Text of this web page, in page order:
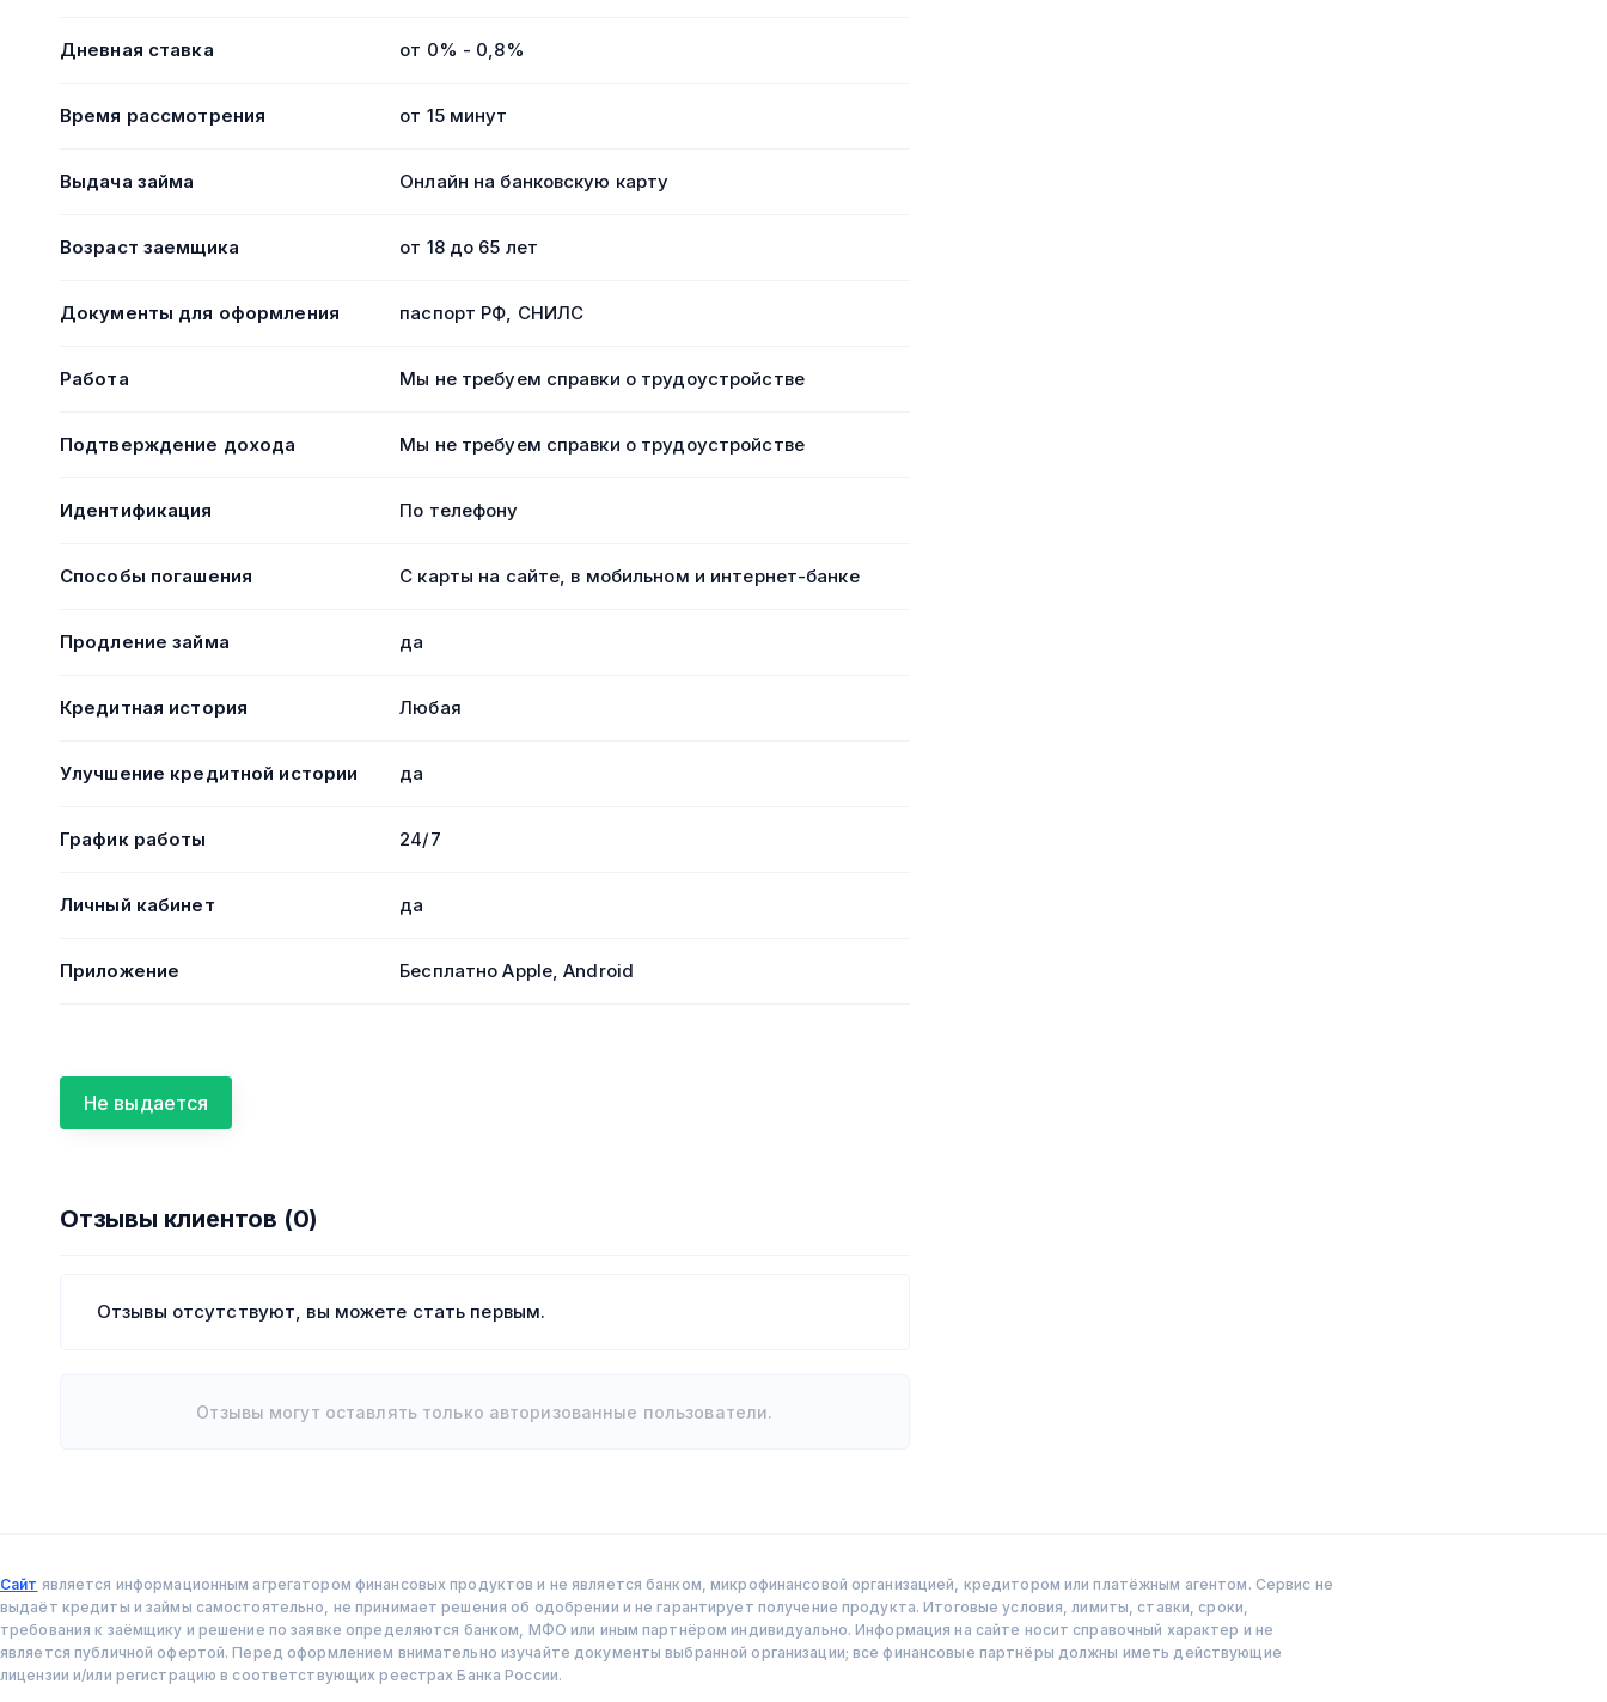
Дневная ставка от 0% - 0,8%
Время рассмотрения от 15 минут
Выдача займа Онлайн на банковскую карту
Возраст заемщика от 18 до 65 лет
Документы для оформления паспорт РФ, СНИЛС
Работа Мы не требуем справки о трудоустройстве
Подтверждение дохода Мы не требуем справки о трудоустройстве
Идентификация По телефону
Способы погашения С карты на сайте, в мобильном и интернет-банке
Продление займа да
Кредитная история Любая
Улучшение кредитной истории да
График работы 24/7
Личный кабинет да
Приложение Бесплатно Apple, Android
Не выдается
Отзывы клиентов (0)
Отзывы отсутствуют, вы можете стать первым.
Отзывы могут оставлять только авторизованные пользователи.
Сайт является информационным агрегатором финансовых продуктов и не является банком, микрофинансовой организацией, кредитором или платёжным агентом. Сервис не
выдаёт кредиты и займы самостоятельно, не принимает решения об одобрении и не гарантирует получение продукта. Итоговые условия, лимиты, ставки, сроки,
требования к заёмщику и решение по заявке определяются банком, МФО или иным партнёром индивидуально. Информация на сайте носит справочный характер и не
является публичной офертой. Перед оформлением внимательно изучайте документы выбранной организации; все финансовые партнёры должны иметь действующие
лицензии и/или регистрацию в соответствующих реестрах Банка России.